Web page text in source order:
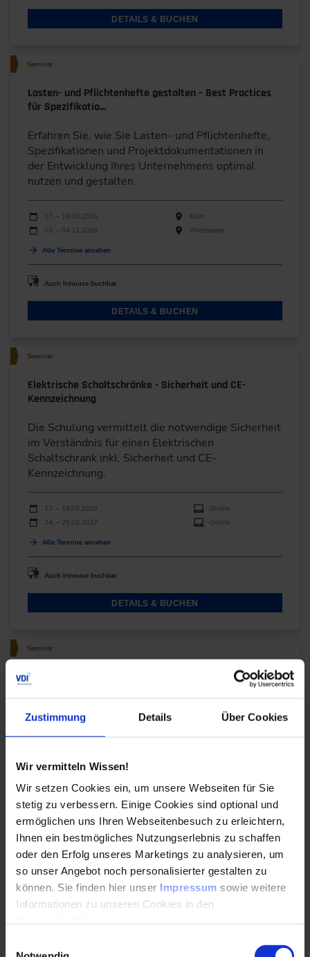
Zustimmung Details Über Cookies
Wir vermitteln Wissen!
Wir setzen Cookies ein, um unsere Webseiten für Sie
stetig zu verbessern. Einige Cookies sind optional und
ermöglichen uns Ihren Webseitenbesuch zu erleichtern,
Ihnen ein bestmögliches Nutzungserlebnis zu schaffen
oder den Erfolg unseres Marketings zu analysieren, um
so unser Angebot noch personalisierter gestalten zu
können. Sie finden hier unser Impressum sowie weitere
Informationen zu unseren Cookies in den
DETAILS & BUCHEN
Seminar
Lasten- und Pflichtenhefte gestalten – Best Practices
für Spezifikatio…
Erfahren Sie, wie Sie Lasten- und Pflichtenhefte,
Spezifikationen und Projektdokumentationen in
der Entwicklung Ihres Unternehmens optimal
nutzen und gestalten.
Durchführungen
Veranstaltungsdatum
17. – 18.09.2026
Köln
03. – 04.12.2026
Wiesbaden
Alle Termine ansehen
Auch Inhouse buchbar
DETAILS & BUCHEN
Seminar
Elektrische Schaltschränke - Sicherheit und CE-
Kennzeichnung
Die Schulung vermittelt die notwendige Sicherheit
im Verständnis für einen Elektrischen
Schaltschrank inkl. Sicherheit und CE-
Kennzeichnung.
Durchführungen
Veranstaltungsdatum
17. – 18.09.2026
Online
24. – 25.02.2027
Online
Alle Termine ansehen
Auch Inhouse buchbar
DETAILS & BUCHEN
Seminar
Lasten- und Pflichtenhefte für
Erlernen Sie, Lasten- und Pflichtenhefte
strukturiert zu erstellen, komplexe
und Änderungen transparent zu managen –
praxisnah und nach VDI/VDE 3694.
Durchführungen
Veranstaltungsdatum Veranstaltungsort
21. – 22.09.2026
Online
25. – 26.11.2026
Alle Termine ansehen
Auch Inhouse buchbar
DETAILS & BUCHEN